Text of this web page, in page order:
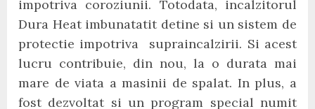
impotriva coroziunii. Totodata, incalzitorul
Dura Heat imbunatatit detine si un sistem de
protectie impotriva supraincalzirii. Si acest
lucru contribuie, din nou, la o durata mai
mare de viata a masinii de spalat. In plus, a
fost dezvoltat si un program special numit